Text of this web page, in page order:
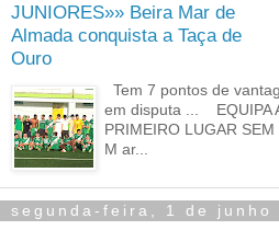
JUNIORES»» Beira Mar de
Almada conquista a Taça de
Ouro
Tem 7 pontos de
em disputa ... EQUIPA
PRIMEIRO LUGAR
M ar...
segunda-feira, 1 de junho